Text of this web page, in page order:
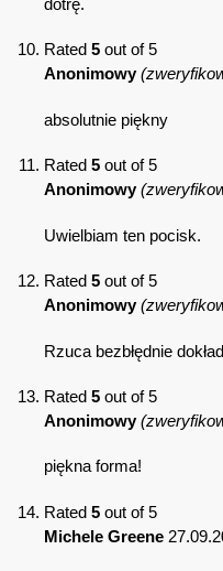
dotrę.
Rated 5 out of 5
Anonimowy
absolutnie piękny
Rated 5 out of 5
Anonimowy
Uwielbiam ten pocisk.
Rated 5 out of 5
Anonimowy
Rzuca bezbłędnie
Rated 5 out of 5
Anonimowy
piękna forma!
Rated 5 out of 5
Michele Greene